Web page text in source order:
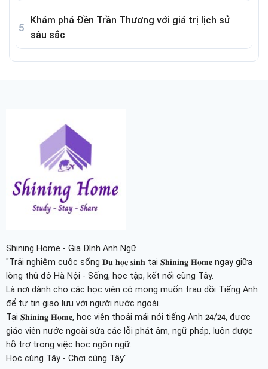
Khám phá Đền Trần Thương với giá trị lịch sử
sâu sắc
Shining Home - Gia Đình Anh Ngữ
"Trải nghiệm cuộc sống 𝐃𝐮 𝐡𝐨̣𝐜 𝐬𝐢𝐧𝐡 tại 𝐒𝐡𝐢𝐧𝐢𝐧𝐠 𝐇𝐨𝐦𝐞 ngay giữa
lòng thủ đô Hà Nội - Sống, học tập, kết nối cùng Tây.
Là nơi dành cho các học viên có mong muốn trau dồi Tiếng Anh
để tự tin giao lưu với người nước ngoài.
Tại 𝐒𝐡𝐢𝐧𝐢𝐧𝐠 𝐇𝐨𝐦𝐞, học viên thoải mái nói tiếng Anh 𝟮𝟰/𝟮𝟰, được
giáo viên nước ngoài sửa các lỗi phát âm, ngữ pháp, luôn được
hỗ trợ trong việc học ngôn ngữ.
Học cùng Tây - Chơi cùng Tây"